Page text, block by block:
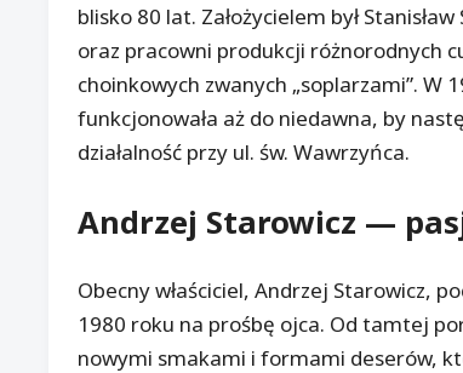
blisko 80 lat. Założycielem był
oraz pracowni produkcji różnorodnych
choinkowych zwanych „soplarzami”. W
funkcjonowała aż do niedawna, by
działalność przy ul. św. Wawrzyńca.
Andrzej Starowicz —
Obecny właściciel, Andrzej Starowicz,
1980 roku na prośbę ojca. Od tamtej
nowymi smakami i formami deserów,